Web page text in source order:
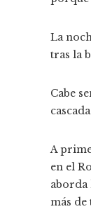
La
tras la
Cabe
A
en el
aborda
más de